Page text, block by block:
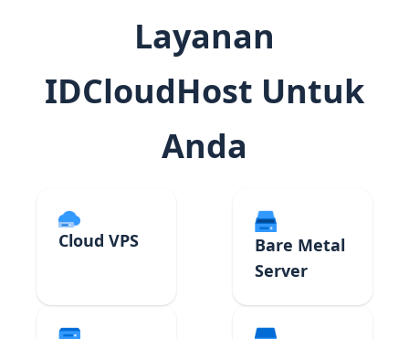
Layanan
IDCloudHost Untuk
Anda
Cloud VPS
Bare Metal
Server